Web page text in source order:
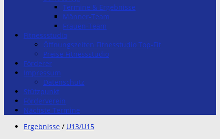
Termine & Ergebnisse
Männer-Team
Frauen-Team
Fitnessstudio
Öffnungszeiten Fitnesstudio Top-Fit
Preise Fitnessstudio
Förderer
Impressum
Datenschutz
Stützpunkt
Förderverein
Nächste Termine
Ergebnisse / U13/U15